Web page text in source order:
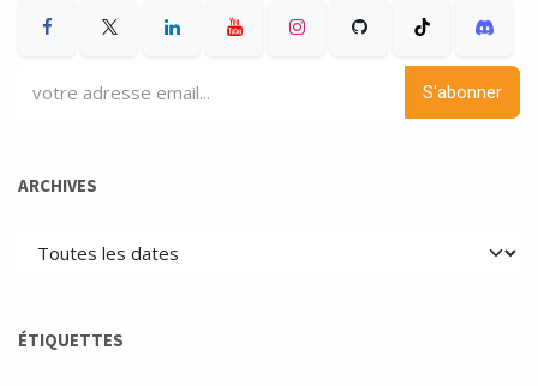
S'abonner
ARCHIVES
ÉTIQUETTES